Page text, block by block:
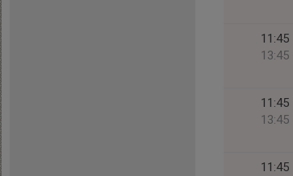
11:45
13:45
11:45
13:45
11:45